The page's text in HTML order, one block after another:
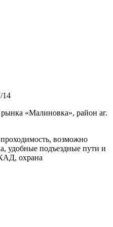
14
«Малиновка», район аг.
возможно
удобные подъездные пути и
охрана